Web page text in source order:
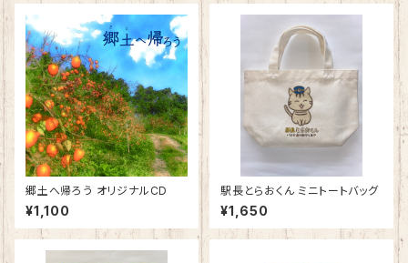
郷土へ帰ろう オリジナルCD
¥1,100
駅長とらおくん ミニトートバッグ
¥1,650